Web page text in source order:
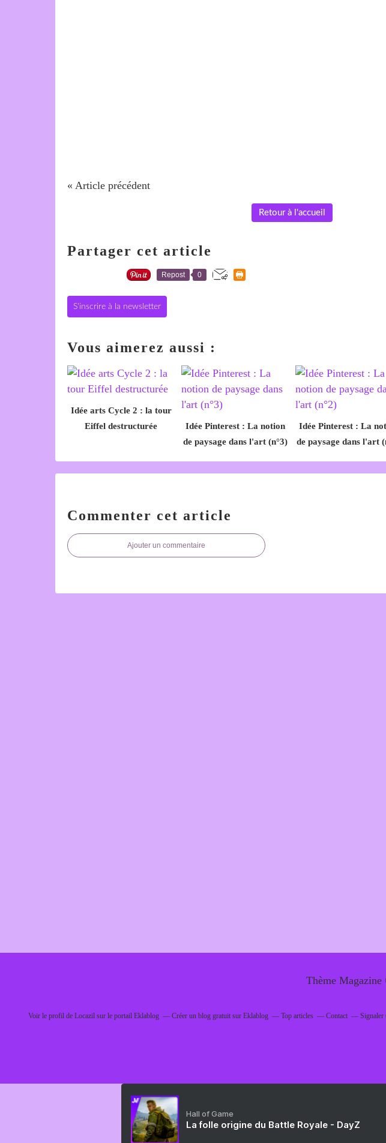
« Article précédent
Retour à l'accueil
Partager cet article
Repost 0
S'inscrire à la newsletter
Vous aimerez aussi :
Idée arts Cycle 2 : la tour
Eiffel destructurée
Idée Pinterest : La notion
de paysage dans l'art (n°3)
Idée Pinterest : La
de paysage dans l'art
Commenter cet article
Ajouter un commentaire
Thème
Voir le profil de Locazilsur le portail Eklablog Créer un blog gratuit sur Eklablog Top articles Contact Signaler
Hall of Game
La folle origine du Battle Royale - DayZ